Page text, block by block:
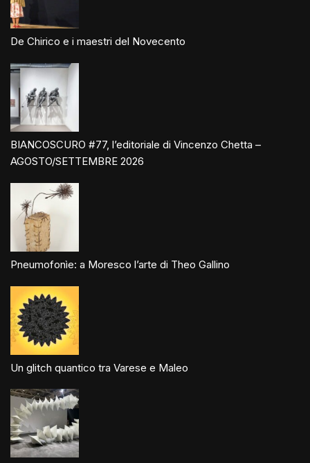
De Chirico e i maestri del Novecento
BIANCOSCURO #77, l’editoriale di Vincenzo Chetta –
AGOSTO/SETTEMBRE 2026
Pneumofonìe: a Moresco l’arte di Theo Gallino
Un glitch quantico tra Varese e Maleo